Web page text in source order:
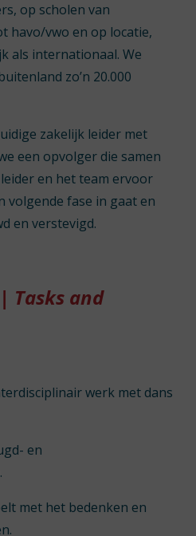
op scholen van
havo/vwo en op locatie,
als internationaal. We
zo’n 20.000
zakelijk leider met
een opvolger die samen
en het team ervoor
volgende fase in gaat en
en verstevigd.
Tasks and
werk met dans
en
met het bedenken en